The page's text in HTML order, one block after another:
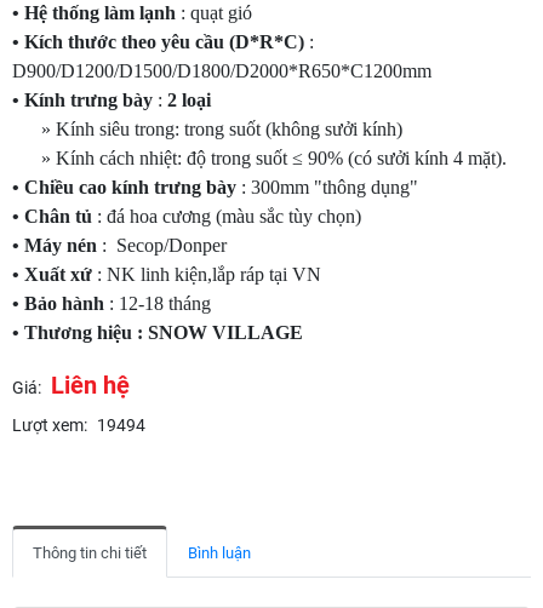
• Hệ thống làm lạnh : quạt gió
• Kích thước theo yêu cầu (D*R*C) :
D900/D1200/D1500/D1800/D2000*R650*C1200mm
• Kính trưng bày : 2 loại
» Kính siêu trong: trong suốt (không sưởi kính)
» Kính cách nhiệt: độ trong suốt ≤ 90% (có sưởi kính 4 mặt).
• Chiều cao kính trưng bày : 300mm "thông dụng"
• Chân tủ : đá hoa cương (màu sắc tùy chọn)
• Máy nén : Secop/Donper
• Xuất xứ : NK linh kiện,lắp ráp tại VN
• Bảo hành : 12-18 tháng
• Thương hiệu : SNOW VILLAGE
Giá: Liên hệ
Lượt xem: 19494
Thông tin chi tiết Bình luận